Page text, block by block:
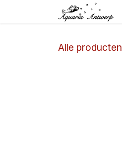
Overslaan naar inhoud
Alle producten